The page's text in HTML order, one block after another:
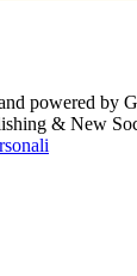
powered by
& New